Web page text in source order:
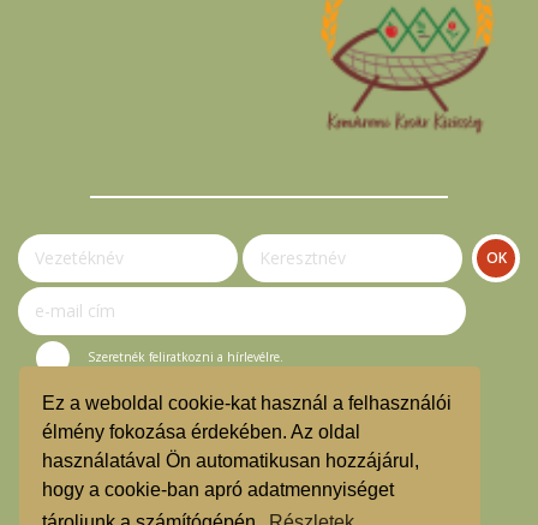
Ez a weboldal cookie-kat használ a felhasználói
élmény fokozása érdekében. Az oldal
használatával Ön automatikusan hozzájárul,
hogy a cookie-ban apró adatmennyiséget
Szeretnék feliratkozni a hírlevélre.
© Komáromi Kosár Közösség 2023.
Vásárlási útmutató
Hírlevél feliratkozás